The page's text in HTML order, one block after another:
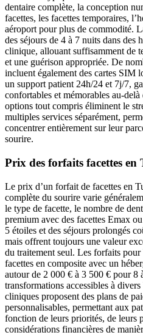
dentaire complète, la conception
facettes, les facettes temporaires,
aéroport pour plus de commodité.
des séjours de 4 à 7 nuits dans des
clinique, allouant suffisamment de
et une guérison appropriée. De
incluent également des cartes SIM
un support patient 24h/24 et 7j/7,
confortables et mémorables au-
options tout compris éliminent le
multiples services séparément,
concentrer entièrement sur leur
sourire.
Prix des forfaits facettes en
Le prix d’un forfait de facettes en
complète du sourire varie
le type de facette, le nombre de
premium avec des facettes Emax
5 étoiles et des séjours prolongés
mais offrent toujours une valeur
du traitement seul. Les forfaits pour
facettes en composite avec un
autour de 2 000 € à 3 500 € pour 8
transformations accessibles à
cliniques proposent des plans de
personnalisables, permettant aux
fonction de leurs priorités, de leurs
considérations financières de